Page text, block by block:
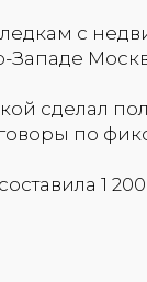
с
Западе
сделал
по
1